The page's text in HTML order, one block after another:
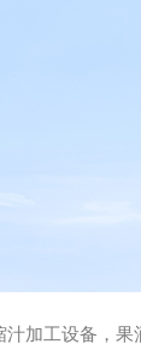
备，生物提取加工设备，破碎榨